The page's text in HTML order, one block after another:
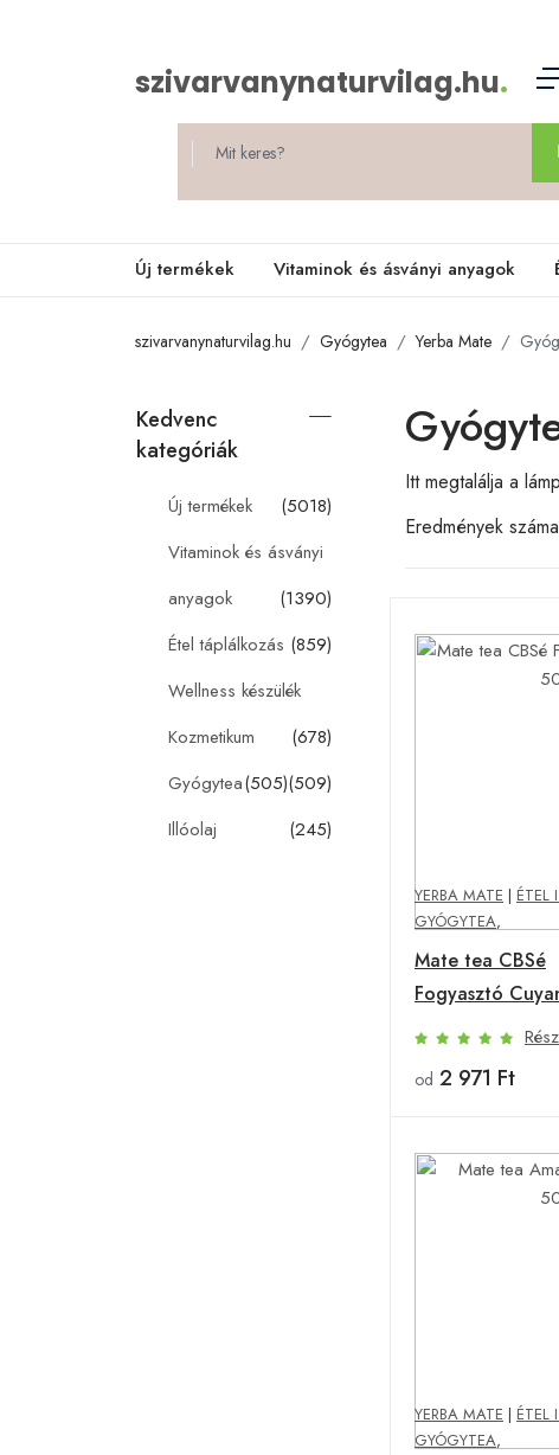
szivarvanynaturvilag.hu.
Új termékek Vitaminok és ásványi anyagok
szivarvanynaturvilag.hu Gyógytea Yerba Mate
Kedvenc
kategóriák
Új termékek
(5018)
Vitaminok és ásványi
anyagok
(1390)
Étel táplálkozás (859)
Wellness készülék
(678)
Kozmetikum
(509)
Gyógytea(505)
Illóolaj
(245)
Itt megtalálja a
Eredmények
YERBA MATE | ÉTEL
GYÓGYTEA,
Mate tea CBSé
Fogyasztó
500g
od 2 971 Ft
YERBA MATE | ÉTEL
GYÓGYTEA,